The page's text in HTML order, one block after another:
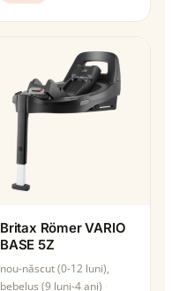
Britax Römer VARIO
BASE 5Z
nou-născut (0-12 luni),
bebeluș (9 luni-4 ani)